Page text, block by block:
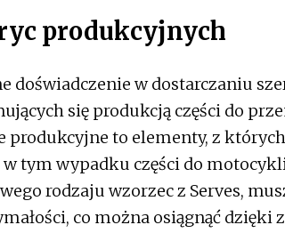
produkcyjnych
doświadczenie w dostarczaniu
się produkcją części do
produkcyjne to elementy, z
tym wypadku części do
rodzaju wzorzec z Serves,
co można osiągnąć dzięki